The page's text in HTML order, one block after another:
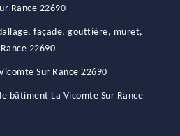
Rance 22690
façade, gouttière, muret,
22690
Sur Rance 22690
bâtiment La Vicomte Sur Rance